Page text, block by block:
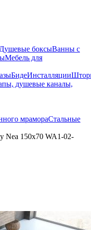
Душевые боксыВанны с
Мебель для
БидеИнсталляции
душевые каналы,
мрамораСтальные
Nea 150x70 WA1-02-